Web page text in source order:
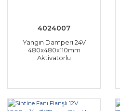
4024007
Yangın Damperi 24V
480x480x110mm
Aktivatörlü